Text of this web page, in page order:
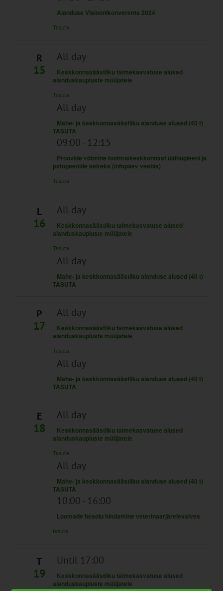
Aianduse Visioonikonverents 2024
Tasuta
R
15
All day
Keskkonnasäästliku taimekasvatuse alused
aianduskaupluste müüjatele
Tasuta
All day
Mahe- ja keskkonnasäästliku aianduse alused (40 t)
TASUTA
09:00- 12:15
Proovide võtmine tootmiskeskkonnast üldhügieeni ja
patogeenide seireks (infopäev veebis)
Tasuta
L
16
All day
Keskkonnasäästliku taimekasvatuse alused
aianduskaupluste müüjatele
Tasuta
All day
Mahe- ja keskkonnasäästliku aianduse alused (40 t)
TASUTA
P
17
All day
Keskkonnasäästliku taimekasvatuse alused
aianduskaupluste müüjatele
Tasuta
All day
Mahe- ja keskkonnasäästliku aianduse alused (40 t)
TASUTA
E
18
All day
Keskkonnasäästliku taimekasvatuse alused
aianduskaupluste müüjatele
Tasuta
All day
Mahe- ja keskkonnasäästliku aianduse alused (40 t)
TASUTA
10:00- 16:00
Loomade heaolu hindamine veterinaarjärelevalves
tasuta
T
19
Until 17:00
Keskkonnasäästliku taimekasvatuse alused
aianduskaupluste müüjatele